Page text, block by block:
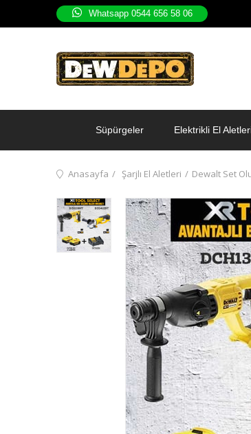
Whatsapp 0544 656 58 06
Süpürgeler Elektrikli El
Anasayfa Şarjlı El Aletleri Dewalt Set